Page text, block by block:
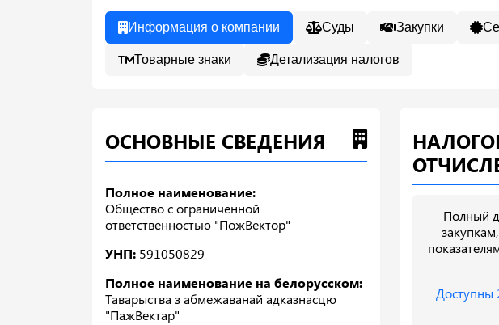
Информация о компании Суды Закупки
Товарные знаки Детализация налогов
ОСНОВНЫЕ СВЕДЕНИЯ
Полное наименование:
Общество с ограниченной
ответственностью "ПожВектор"
УНП: 591050829
Полное наименование на белорусском:
Таварыства з абмежаванай адказнасцю
"ПажВектар"
Полный
Доступны